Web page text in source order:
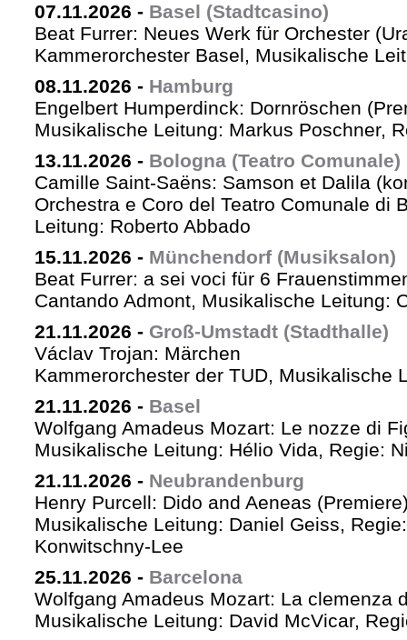
07.11.2026 - Basel (Stadtcasino)
Beat Furrer: Neues Werk für Orchester
Kammerorchester Basel, Musikalische
08.11.2026 - Hamburg
Engelbert Humperdinck: Dornröschen
Musikalische Leitung: Markus Poschner,
13.11.2026 - Bologna (Teatro Comunale)
Camille Saint-Saëns: Samson et Dalila
Orchestra e Coro del Teatro Comunale di
Leitung: Roberto Abbado
15.11.2026 - Münchendorf (Musiksalon)
Beat Furrer: a sei voci für 6
Cantando Admont, Musikalische Leitung:
21.11.2026 - Groß-Umstadt (Stadthalle)
Václav Trojan: Märchen
Kammerorchester der TUD, Musikalische
21.11.2026 - Basel
Wolfgang Amadeus Mozart: Le nozze di
Musikalische Leitung: Hélio Vida, Regie:
21.11.2026 - Neubrandenburg
Henry Purcell: Dido and Aeneas
Musikalische Leitung: Daniel Geiss,
Konwitschny-Lee
25.11.2026 - Barcelona
Wolfgang Amadeus Mozart: La clemenza
Musikalische Leitung: David McVicar,